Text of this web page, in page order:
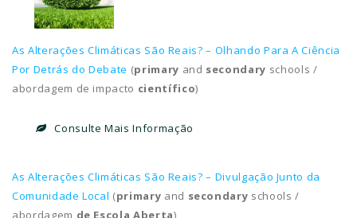
As Alterações Climáticas São Reais? – Olhando Para A Ciência
Por Detrás do Debate (primary and secondary schools /
abordagem de impacto científico)
Consulte Mais Informação
As Alterações Climáticas São Reais? – Divulgação Junto da
Comunidade Local (primary and secondary schools /
abordagem de Escola Aberta)